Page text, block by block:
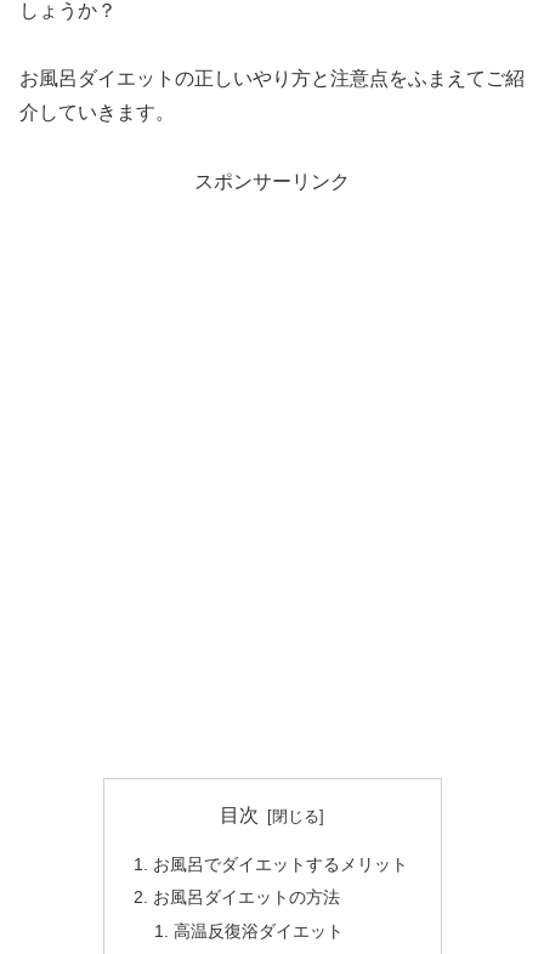
しょうか？
お風呂ダイエットの正しいやり方と注意点をふまえてご紹
介していきます。
スポンサーリンク
目次
お風呂でダイエットするメリット
お風呂ダイエットの方法
高温反復浴ダイエット